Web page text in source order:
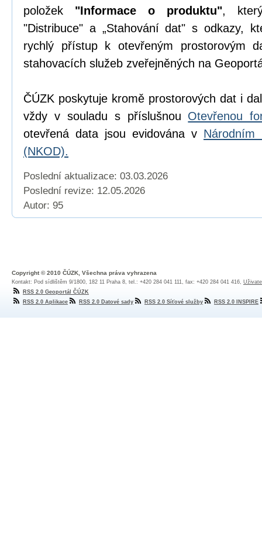
položek "Informace o produktu",
"Distribuce" a „Stahování dat" s odkazy,
rychlý přístup k otevřeným prostorovým
stahovacích služeb zveřejněných na
ČÚZK poskytuje kromě prostorových dat i
vždy v souladu s příslušnou Otevřenou
otevřená data jsou evidována v Národním
(NKOD).
Poslední aktualizace: 03.03.2026
Poslední revize: 12.05.2026
Autor: 95
Copyright © 2010 ČÚZK, Všechna práva vyhrazena
Kontakt: Pod sídlištěm 9/1800, 182 11 Praha 8, tel.: +420 284 041 111, fax: +420 284 041 416,
RSS 2.0 Geoportál ČÚZK
RSS 2.0 Aplikace
RSS 2.0 Datové sady RSS 2.0 Síťové služby RSS 2.0 INSPIRE